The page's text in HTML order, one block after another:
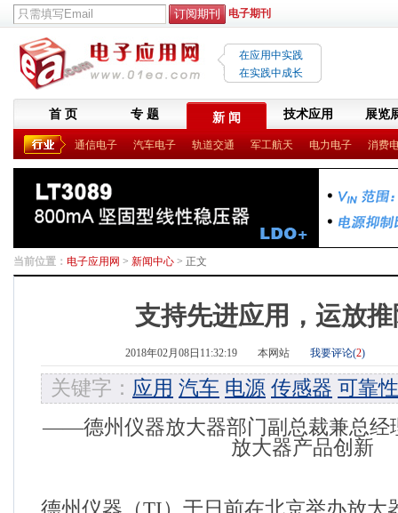
电子期刊
在应用中实践
在实践中成长
首 页 专 题 新 闻 技术应用 展览
通信电子 汽车电子 轨道交通 军工航天 电力电子 消费
当前位置： 电子应用网 > 新闻中心 > 正文
支持先进应用，运放
2018年02月08日11:32:19 本网站 我要评论(2)
关键字： 应用 汽车 电源 传感器 可靠性
——德州仪器放大器部门副总裁兼总经
放大器产品创新